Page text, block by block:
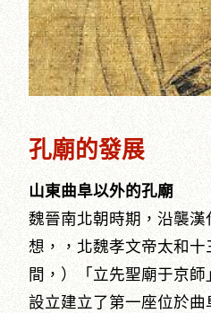
孔廟的發展
山東曲阜以外的孔廟
魏晉南北朝時期，沿襲
想，，北魏孝文帝太和十
間，）「立先聖廟于京
設立建立了第一座位於